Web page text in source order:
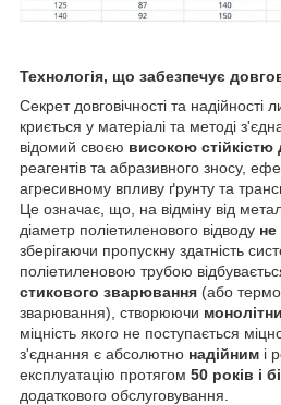
Технологія, що забезпечує
Секрет довговічності та надійності
криється у матеріалі та методі
відомий своєю високою стійкістю
реагентів та абразивного зносу,
агресивному впливу ґрунту та
Це означає, що, на відміну від
діаметр поліетиленового відводу
зберігаючи пропускну здатність
поліетиленовою трубою
стикового зварювання (або
зварювання), створюючи
міцність якого не поступається
з'єднання є абсолютно надійним і
експлуатацію протягом 50 років і
додаткового обслуговування.